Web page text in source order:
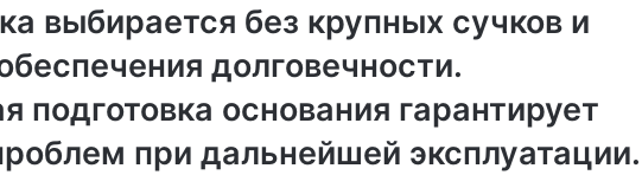
выбирается без крупных сучков и
долговечности.
подготовка основания гарантирует
при дальнейшей эксплуатации.